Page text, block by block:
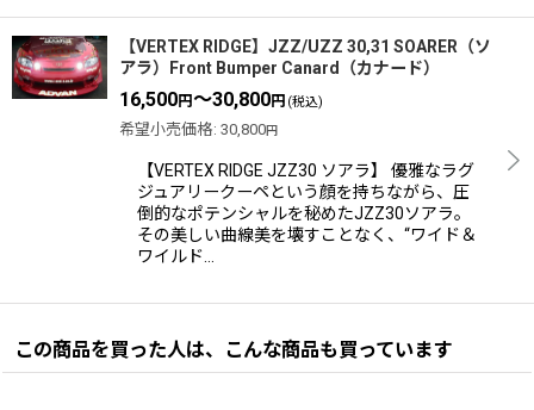
【VERTEX RIDGE】JZZ/UZZ 30,31 SOARER（ソ
アラ）Front Bumper Canard（カナード）
16,500円～30,800円 (税込)
希望小売価格: 30,800円
【VERTEX RIDGE JZZ30 ソアラ】 優雅なラグ
ジュアリークーペという顔を持ちながら、圧
倒的なポテンシャルを秘めたJZZ30ソアラ。
その美しい曲線美を壊すことなく、“ワイド＆
ワイルド…
この商品を買った人は、こんな商品も買っています